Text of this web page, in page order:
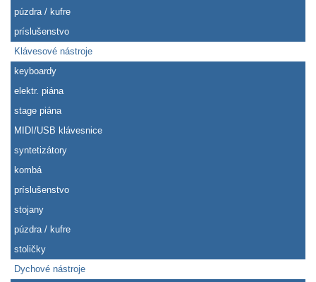
púzdra / kufre
príslušenstvo
Klávesové nástroje
keyboardy
elektr. piána
stage piána
MIDI/USB klávesnice
syntetizátory
kombá
príslušenstvo
stojany
púzdra / kufre
stoličky
Dychové nástroje